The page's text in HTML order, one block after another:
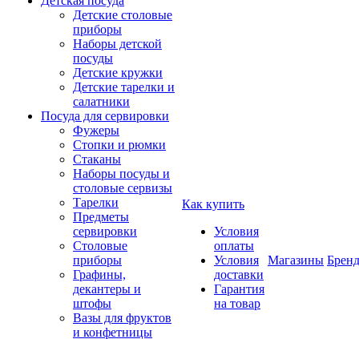
Детские столовые
приборы
Наборы детской
посуды
Детские кружки
Детские тарелки и
салатники
Посуда для сервировки
Фужеры
Стопки и рюмки
Стаканы
Наборы посуды и
столовые сервизы
Тарелки
Предметы
сервировки
Столовые
приборы
Графины,
декантеры и
штофы
Вазы для фруктов
и конфетницы
Как купить
Условия
оплаты
Условия
доставки
Гарантия
на товар
Магазины